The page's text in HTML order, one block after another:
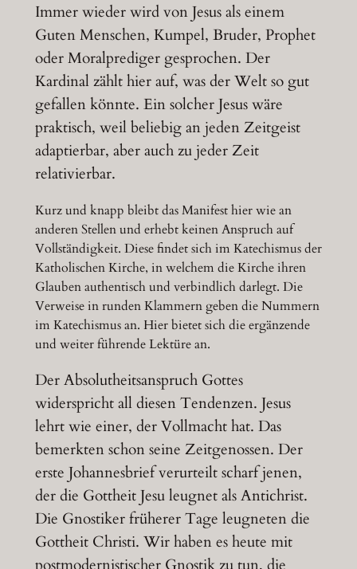
Immer wieder wird von Jesus als einem
Guten Menschen, Kumpel, Bruder, Prophet
oder Moralprediger gesprochen. Der
Kardinal zählt hier auf, was der Welt so gut
gefallen könnte. Ein solcher Jesus wäre
praktisch, weil beliebig an jeden Zeitgeist
adaptierbar, aber auch zu jeder Zeit
relativierbar.
Kurz und knapp bleibt das Manifest hier wie an
anderen Stellen und erhebt keinen Anspruch auf
Vollständigkeit. Diese findet sich im Katechismus der
Katholischen Kirche, in welchem die Kirche ihren
Glauben authentisch und verbindlich darlegt. Die
Verweise in runden Klammern geben die Nummern
im Katechismus an. Hier bietet sich die ergänzende
und weiter führende Lektüre an.
Der Absolutheitsanspruch Gottes
widerspricht all diesen Tendenzen. Jesus
lehrt wie einer, der Vollmacht hat. Das
bemerkten schon seine Zeitgenossen. Der
erste Johannesbrief verurteilt scharf jenen,
der die Gottheit Jesu leugnet als Antichrist.
Die Gnostiker früherer Tage leugneten die
Gottheit Christi. Wir haben es heute mit